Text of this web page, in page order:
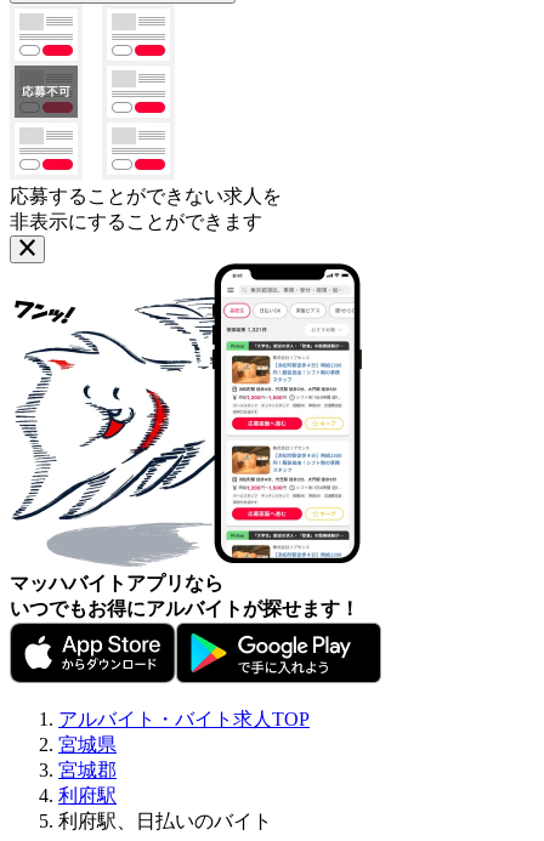
応募することができない求人を
非表示にすることができます
マッハバイトアプリなら
いつでもお得にアルバイトが探せます！
アルバイト・バイト求人TOP
宮城県
宮城郡
利府駅
利府駅、日払いのバイト